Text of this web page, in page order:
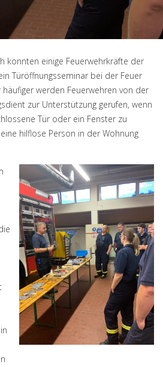
konnten einige Feuerwehrkräfte der
Türöffnungsseminar bei der Feuer
werden Feuerwehren von der
zur Unterstützung gerufen, wenn
Tür oder ein Fenster zu
hilflose Person in der Wohnung